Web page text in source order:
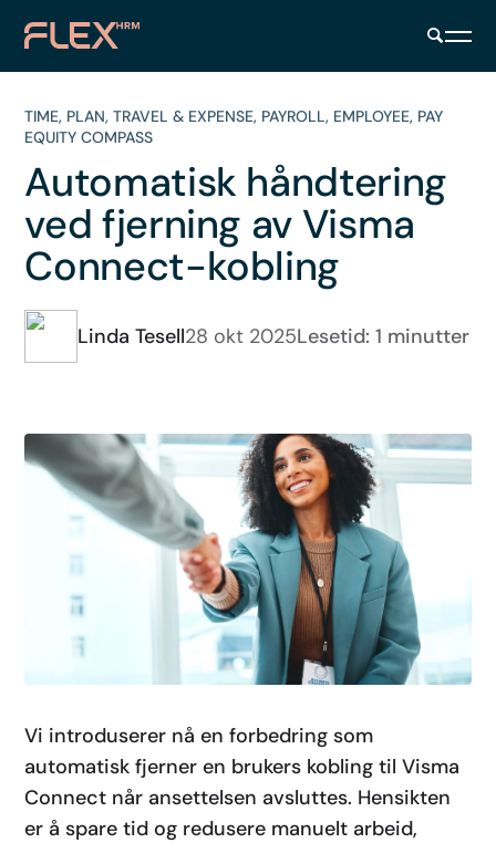
TIME, PLAN,TRAVEL & EXPENSE, PAYROLL, EMPLOYEE, PAY
EQUITY COMPASS
Automatisk håndtering
ved fjerning av Visma
Connect-kobling
Linda Tesell28 okt 2025Lesetid: 1 minutter
Vi introduserer nå en forbedring som
automatisk fjerner en brukers kobling til Visma
Connect når ansettelsen avsluttes. Hensikten
er å spare tid og redusere manuelt arbeid,